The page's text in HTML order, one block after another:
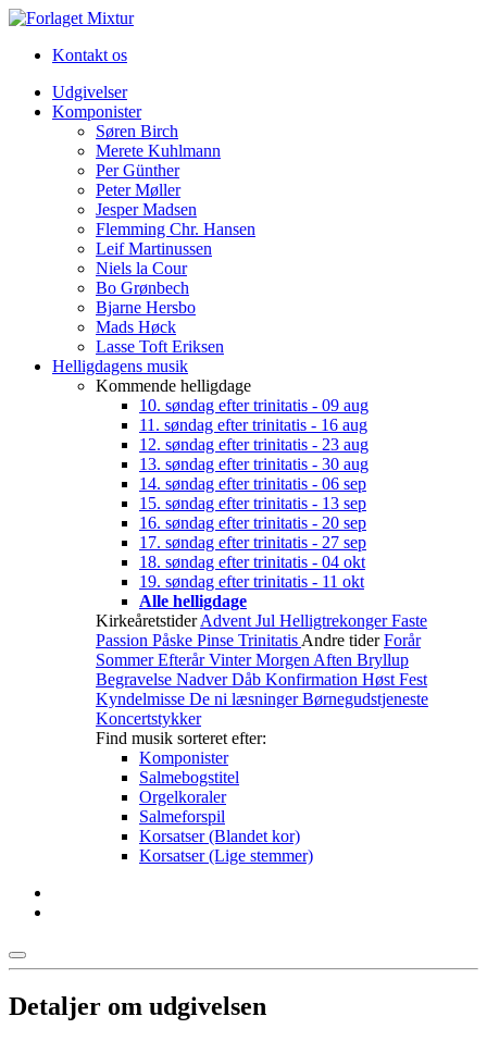
Kontakt os
Udgivelser
Komponister
Søren Birch
Merete Kuhlmann
Per Günther
Peter Møller
Jesper Madsen
Flemming Chr. Hansen
Leif Martinussen
Niels la Cour
Bo Grønbech
Bjarne Hersbo
Mads Høck
Lasse Toft Eriksen
Helligdagens musik
Kommende helligdage
10. søndag efter trinitatis - 09 aug
11. søndag efter trinitatis - 16 aug
12. søndag efter trinitatis - 23 aug
13. søndag efter trinitatis - 30 aug
14. søndag efter trinitatis - 06 sep
15. søndag efter trinitatis - 13 sep
16. søndag efter trinitatis - 20 sep
17. søndag efter trinitatis - 27 sep
18. søndag efter trinitatis - 04 okt
19. søndag efter trinitatis - 11 okt
Alle helligdage
Kirkeåretstider Advent Jul HelligtrekongerFaste
Passion Påske Pinse Trinitatis Andre tider Forår
SommerEfterårVinterMorgen Aften Bryllup
Begravelse NadverDåb Konfirmation Høst Fest
Kyndelmisse De ni læsningerBørnegudstjeneste
Koncertstykker
Find musik sorteret efter:
Komponister
Salmebogstitel
Orgelkoraler
Salmeforspil
Korsatser (Blandet kor)
Korsatser (Lige stemmer)
Detaljer om udgivelsen